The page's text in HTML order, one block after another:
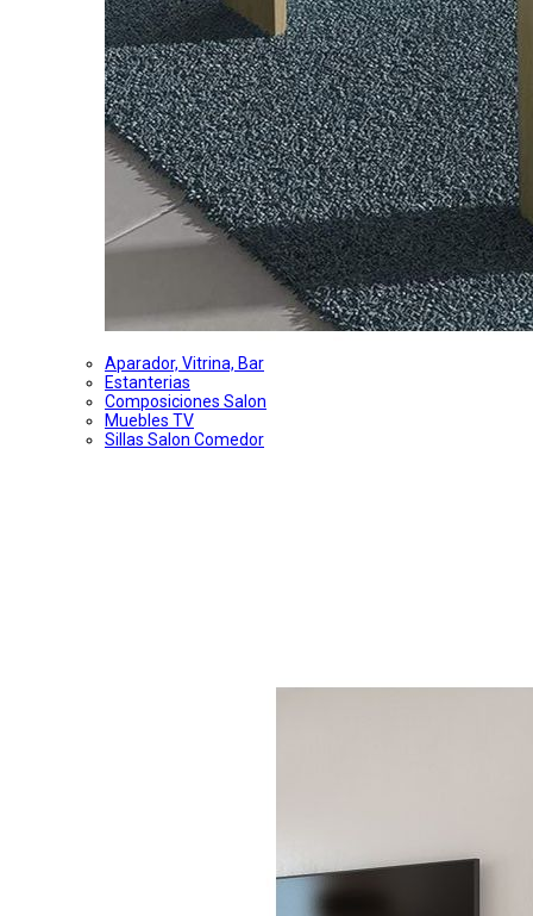
Aparador, Vitrina, Bar
Estanterias
Composiciones Salon
Muebles TV
Sillas Salon Comedor